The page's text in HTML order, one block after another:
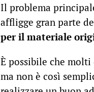
Il problema
affligge gran parte
per il materiale
È possibile che
ma non è così